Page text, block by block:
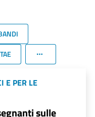
E PER LE
sulle